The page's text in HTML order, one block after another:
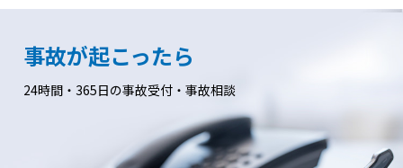
事故が起こったら
24時間・365日の事故受付・事故相談